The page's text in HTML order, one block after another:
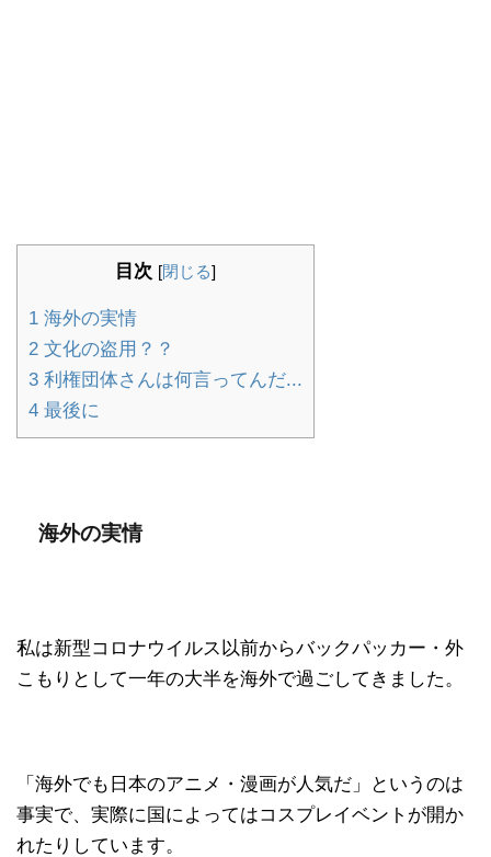
目次 [閉じる]
1 海外の実情
2 文化の盗用？？
3 利権団体さんは何言ってんだ...
4 最後に
海外の実情
私は新型コロナウイルス以前からバックパッカー・外
こもりとして一年の大半を海外で過ごしてきました。
「海外でも日本のアニメ・漫画が人気だ」というのは
事実で、実際に国によってはコスプレイベントが開か
れたりしています。